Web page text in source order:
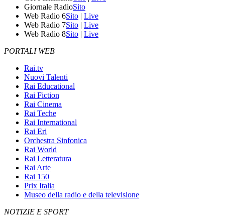
Giornale RadioSito
Web Radio 6Sito | Live
Web Radio 7Sito | Live
Web Radio 8Sito | Live
PORTALI WEB
Rai.tv
Nuovi Talenti
Rai Educational
Rai Fiction
Rai Cinema
Rai Teche
Rai International
Rai Eri
Orchestra Sinfonica
Rai World
Rai Letteratura
Rai Arte
Rai 150
Prix Italia
Museo della radio e della televisione
NOTIZIE E SPORT